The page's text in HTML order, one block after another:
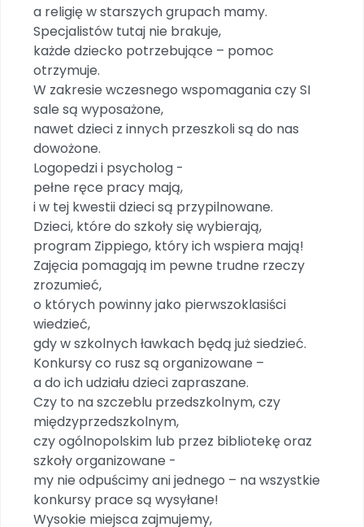
a religię w starszych grupach mamy.
Specjalistów tutaj nie brakuje,
każde dziecko potrzebujące – pomoc
otrzymuje.
W zakresie wczesnego wspomagania czy SI
sale są wyposażone,
nawet dzieci z innych przeszkoli są do nas
dowożone.
Logopedzi i psycholog -
pełne ręce pracy mają,
i w tej kwestii dzieci są przypilnowane.
Dzieci, które do szkoły się wybierają,
program Zippiego, który ich wspiera mają!
Zajęcia pomagają im pewne trudne rzeczy
zrozumieć,
o których powinny jako pierwszoklasiści
wiedzieć,
gdy w szkolnych ławkach będą już siedzieć.
Konkursy co rusz są organizowane –
a do ich udziału dzieci zapraszane.
Czy to na szczeblu przedszkolnym, czy
międzyprzedszkolnym,
czy ogólnopolskim lub przez bibliotekę oraz
szkoły organizowane -
my nie odpuścimy ani jednego – na wszystkie
konkursy prace są wysyłane!
Wysokie miejsca zajmujemy,